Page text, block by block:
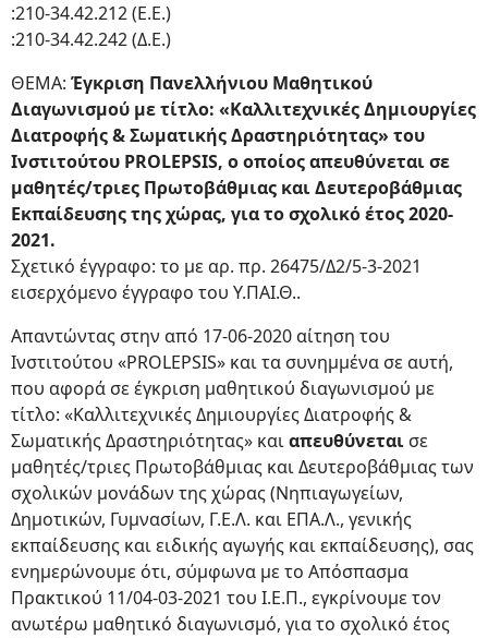
:210-34.42.212 (Ε.Ε.)
:210-34.42.242 (Δ.Ε.)
ΘΕΜΑ: Έγκριση Πανελλήνιου Μαθητικού
Διαγωνισμού με τίτλο: «Καλλιτεχνικές Δημιουργίες
Διατροφής & Σωματικής Δραστηριότητας» του
Ινστιτούτου PROLEPSIS, ο οποίος απευθύνεται σε
μαθητές/τριες Πρωτοβάθμιας και Δευτεροβάθμιας
Εκπαίδευσης της χώρας, για το σχολικό έτος2020-
2021.
Σχετικό έγγραφο: το με αρ. πρ. 26475/Δ2/5-3-2021
εισερχόμενο έγγραφο του Υ.ΠΑΙ.Θ..
Απαντώντας στην από 17-06-2020 αίτηση του
Ινστιτούτου «PROLEPSIS» και τα συνημμένα σε αυτή,
που αφορά σε έγκριση μαθητικού διαγωνισμού με
τίτλο: «Καλλιτεχνικές Δημιουργίες Διατροφής &
Σωματικής Δραστηριότητας» καιαπευθύνεται σε
μαθητές/τριες Πρωτοβάθμιας και Δευτεροβάθμιας των
σχολικών μονάδων της χώρας (Νηπιαγωγείων,
Δημοτικών, Γυμνασίων, Γ.Ε.Λ. και ΕΠΑ.Λ., γενικής
εκπαίδευσης και ειδικής αγωγής και εκπαίδευσης), σας
ενημερώνουμε ότι, σύμφωνα με το Απόσπασμα
Πρακτικού 11/04-03-2021 του Ι.Ε.Π., εγκρίνουμε τον
ανωτέρω μαθητικό διαγωνισμό, για το σχολικό έτος